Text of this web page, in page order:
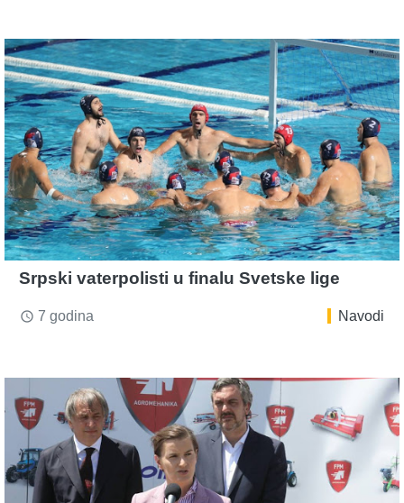
Srpski vaterpolisti u finalu Svetske lige
access_time 7 godina Navodi